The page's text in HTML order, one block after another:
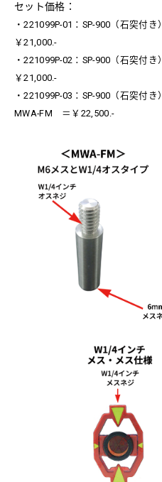
セット価格：
・221099P-01：SP-900（石突付
￥21,000.-
・221099P-02：SP-900（石突付
￥21,000.-
・221099P-03：SP-900（石突付
MWA-FM ＝￥22,500.-